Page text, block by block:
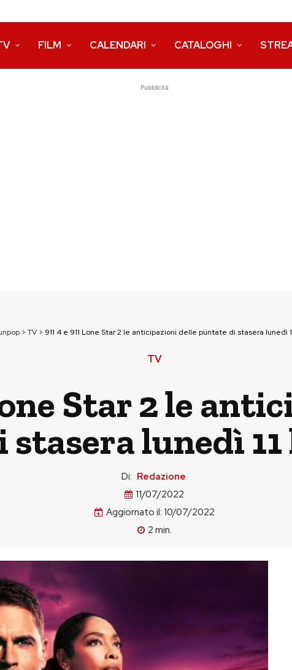
FILM CALENDARI CATALOGHI
Pubblicità
> TV > 911 4 e 911 Lone Star 2 le anticipazioni delle puntate di stasera lunedì
TV
Star 2 le
lunedì
Di: Redazione
11/07/2022
Aggiornato il: 10/07/2022
2 min.